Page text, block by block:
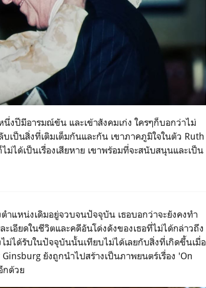
งปีมีอารมณ์ขัน และเข้าสังคมเก่ง ใครๆก็บอกว่าไม่
เป็นสิ่งที่เติมเต็มกันและกัน เขาภาคภูมิใจในตัว Ruth
ม่ได้เป็นเรื่องเสียหาย เขาพร้อมที่จะสนับสนุนและเป็น
ำแหน่งเดิมอยู่จวบจนปัจจุบัน เธอบอกว่าจะยังคงทำ
เอียดในชีวิตและคดีอันโด่งดังของเธอที่ไม่ได้กล่าวถึง
ม่ได้รับในปัจจุบันนั้นเทียบไม่ได้เลยกับสิ่งที่เกิดขึ้นเมื่อ
ยังถูกนำไปสร้างเป็นภาพยนตร์เรื่อง 'On
กด้วย